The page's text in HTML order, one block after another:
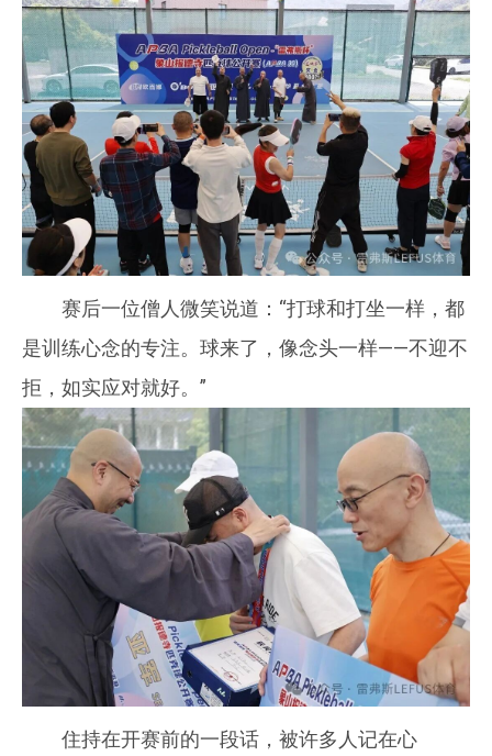
赛后一位僧人微笑说道：“打球和打坐一样，都
是训练心念的专注。球来了，像念头一样——不迎不
拒，如实应对就好。”
住持在开赛前的一段话，被许多人记在心